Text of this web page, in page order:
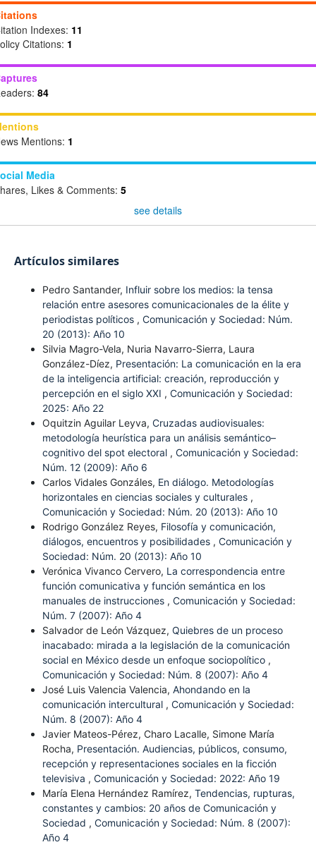
Indexes: 11
Citations: 1
84
Mentions: 1
Media
Likes & Comments: 5
see details
Artículos similares
Pedro Santander, Influir sobre los medios: la tensa
relación entre asesores comunicacionales de la élite y
periodistas políticos , Comunicación y Sociedad: Núm.
20 (2013): Año 10
Silvia Magro-Vela, Nuria Navarro-Sierra, Laura
González-Díez, Presentación: La comunicación en la era
de la inteligencia artificial: creación, reproducción y
percepción en el siglo XXI , Comunicación y Sociedad:
2025: Año 22
Oquitzin Aguilar Leyva, Cruzadas audiovisuales:
metodología heurística para un análisis semántico–
cognitivo del spot electoral , Comunicación y Sociedad:
Núm. 12 (2009): Año 6
Carlos Vidales Gonzáles, En diálogo. Metodologías
horizontales en ciencias sociales y culturales ,
Comunicación y Sociedad: Núm. 20 (2013): Año 10
Rodrigo González Reyes, Filosofía y comunicación,
diálogos, encuentros y posibilidades , Comunicación y
Sociedad: Núm. 20 (2013): Año 10
Verónica Vivanco Cervero, La correspondencia entre
función comunicativa y función semántica en los
manuales de instrucciones , Comunicación y Sociedad:
Núm. 7 (2007): Año 4
Salvador de León Vázquez, Quiebres de un proceso
inacabado: mirada a la legislación de la comunicación
social en México desde un enfoque sociopolítico ,
Comunicación y Sociedad: Núm. 8 (2007): Año 4
José Luis Valencia Valencia, Ahondando en la
comunicación intercultural , Comunicación y Sociedad:
Núm. 8 (2007): Año 4
Javier Mateos-Pérez, Charo Lacalle, Simone María
Rocha, Presentación. Audiencias, públicos, consumo,
recepción y representaciones sociales en la ficción
televisiva , Comunicación y Sociedad: 2022: Año 19
María Elena Hernández Ramírez, Tendencias, rupturas,
constantes y cambios: 20 años de Comunicación y
Sociedad , Comunicación y Sociedad: Núm. 8 (2007):
Año 4